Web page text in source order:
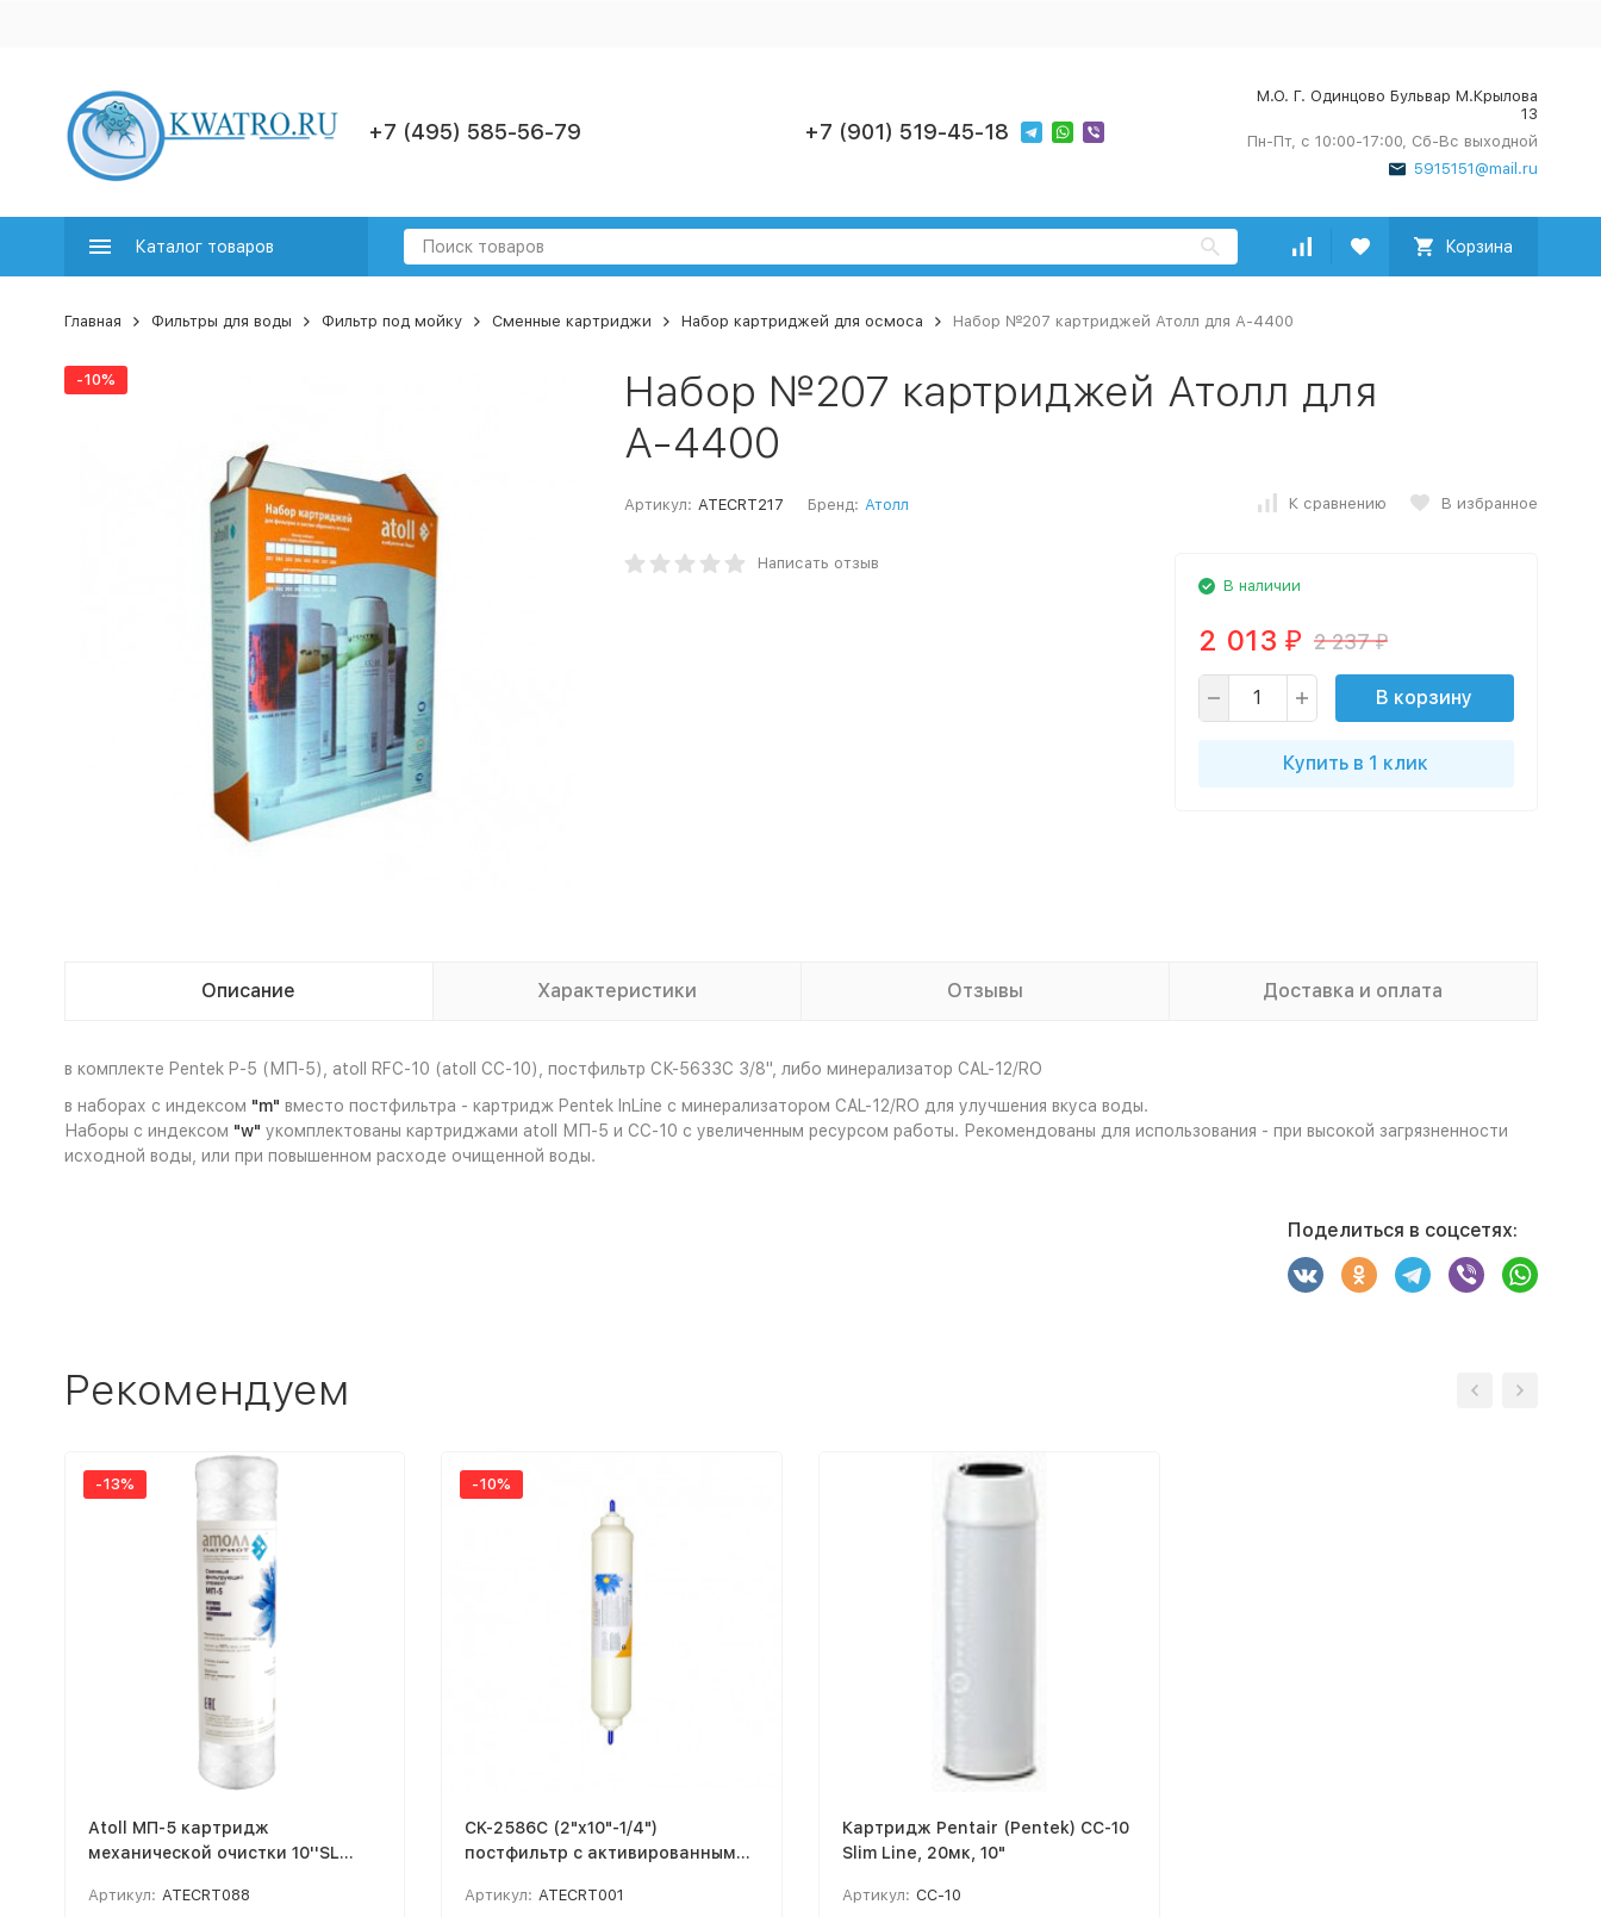
+7 (495) 585-56-79 +7 (901) 519-45-18
М.О. Г. Одинцово Бульвар М.Крылова
13
Пн-Пт, с 10:00-17:00, Сб-Вс выходной
5915151@mail.ru
Каталог товаров Корзина
Главная Фильтры для воды Фильтр под мойку Сменные картриджи Набор картриджей для осмоса Набор №207 картриджей Атолл для А-4400
-10%
Набор №207 картриджей Атолл для
А-4400
Артикул: ATECRT217 Бренд: Атолл К сравнению В избранное
Написать отзыв
В наличии
2 013 ₽ 2 237₽
В корзину
Купить в 1 клик
Описание Характеристики Отзывы Доставка и оплата
в комплекте Pentek P-5 (МП-5), atoll RFC-10 (atoll CC-10), постфильтр СК-5633C 3/8", либо минерализатор CAL-12/RO
в наборах с индексом "m" вместо постфильтра - картридж Pentek InLine с минерализатором CAL-12/RO для улучшения вкуса воды.
Наборы с индексом "w" укомплектованы картриджами atoll МП-5 и CC-10 с увеличенным ресурсом работы. Рекомендованы для использования - при высокой загрязненности
исходной воды, или при повышенном расходе очищенной воды.
Поделиться в соцсетях:
Рекомендуем
-13%
Atoll МП-5 картридж
механической очистки 10''SL
Артикул: ATECRT088
-10%
CK-2586C (2"x10"-1/4")
постфильтр с активированным
Артикул: ATECRT001
Картридж Pentair (Pentek) CC-10
Slim Line, 20мк, 10"
Артикул: CC-10